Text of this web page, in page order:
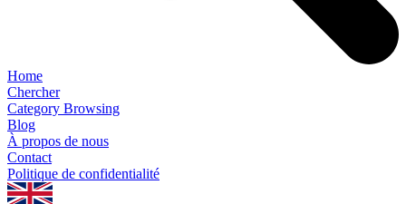
Home
Chercher
Category Browsing
Blog
À propos de nous
Contact
Politique de confidentialité